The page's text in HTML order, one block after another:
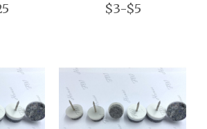
$3-$5